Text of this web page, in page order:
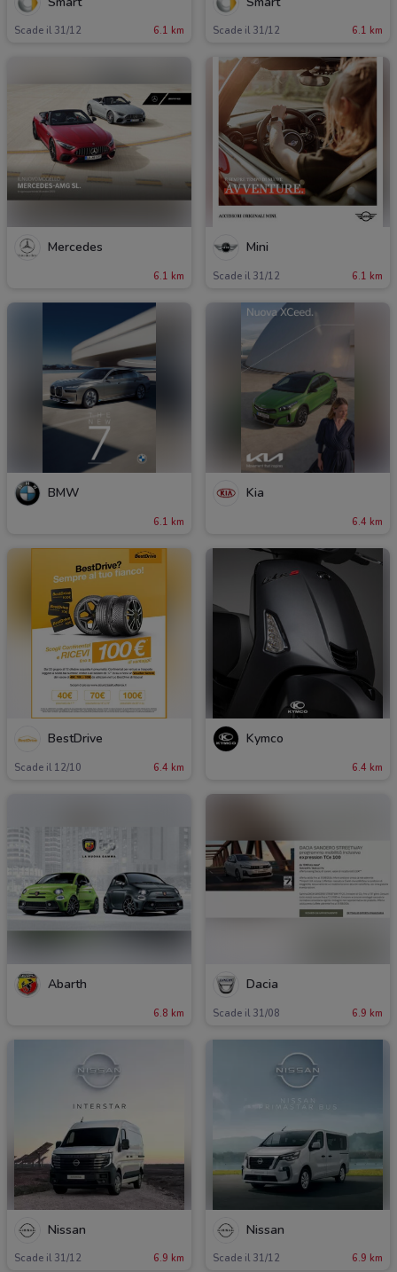
Scade il 31/12 6.1 km Scade il 31/12 6.1 km
Mercedes
6.1 km
Mini
Scade il 31/12 6.1 km
BMW
6.1 km
Kia
6.4 km
BestDrive
Scade il 12/10 6.4 km
Kymco
6.4 km
Abarth
6.8 km
Dacia
Scade il 31/08 6.9 km
Nissan
Scade il 31/12 6.9 km
Nissan
Scade il 31/12 6.9 km